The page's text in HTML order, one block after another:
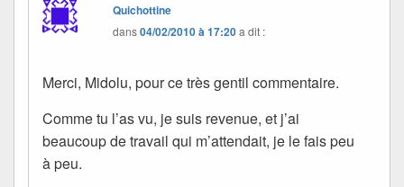
Quichottine
dans04/02/2010 à 17:20a dit :
Merci, Midolu, pour ce très gentil commentaire.
Comme tu l’as vu, je suis revenue, et j’ai
beaucoup de travail qui m’attendait, je le fais peu
à peu.